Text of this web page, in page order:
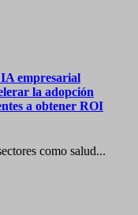
empresarial
la adopción
a obtener ROI
como salud...